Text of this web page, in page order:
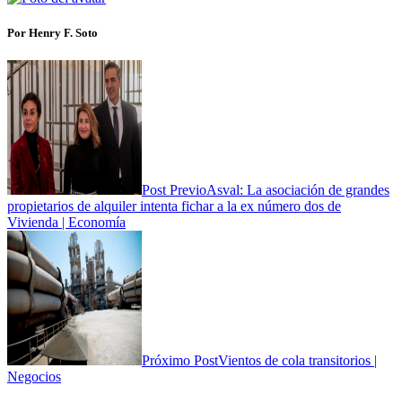
Por Henry F. Soto
Post PrevioAsval: La asociación de grandes
propietarios de alquiler intenta fichar a la ex número dos de
Vivienda | Economía
Próximo PostVientos de cola transitorios |
Negocios